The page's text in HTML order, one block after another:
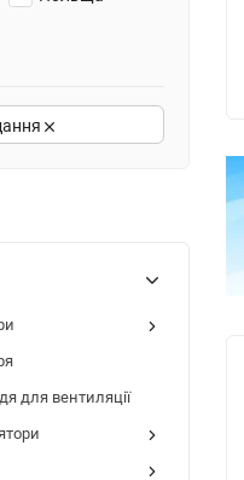
для вентиляції